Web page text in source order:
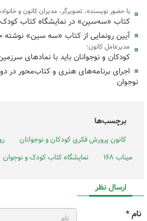
با حضور نویسنده، تصویرگر، مدیران کانون و
کتاب «سه‌سین» در نمایشگاه کتاب کودک
آیین رونمایی از کتاب «سه سین» نوشته
مدیرعامل کانون؛
کودکان و نوجوانان باید با نمادهای
اجرای برنامه‌های هنری و کتاب‌محور در
نوجوان
برچسب‌ها
کانون پرورش فکری کودکان و نوجوانان
میناب ۱۶۸
نمایشگاه کتاب کودک و نوجوان
ارسال نظر
نام *